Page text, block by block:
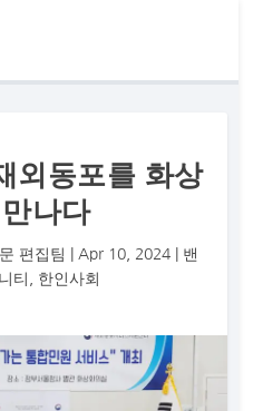
외동포를 화상
나다
편집팀 Apr 10, 2024
밴
티 한인사회